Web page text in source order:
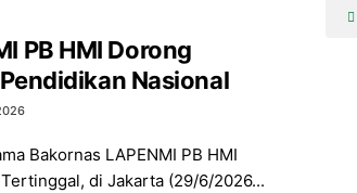
PB HMI Dorong
Nasional
Bakornas LAPENMI PB HMI
di Jakarta (29/6/2026...